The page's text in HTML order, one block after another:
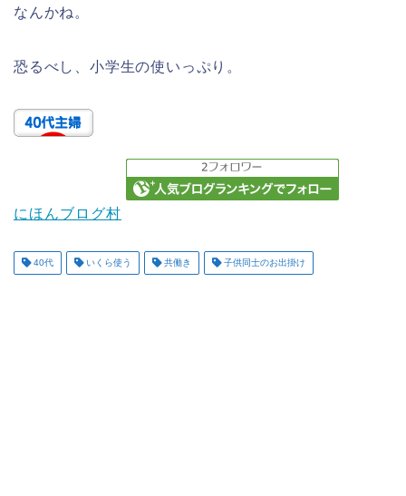
なんかね。
恐るべし、小学生の使いっぷり。
にほんブログ村
40代 いくら使う 共働き 子供同士のお出掛け